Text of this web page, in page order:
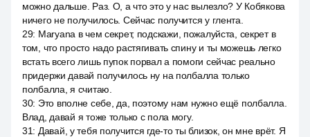
можно дальше. Раз. О, а что это у нас вылезло? У Кобякова
ничего не получилось. Сейчас получится у глента.
29: Maryana в чем секрет, подскажи, пожалуйста, секрет в
том, что просто надо растягивать спину и ты можешь легко
встать всего лишь пупок порвал а помоги сейчас реально
придержи давай получилось ну на полбалла только
полбалла, я считаю.
30: Это вполне себе, да, поэтому нам нужно ещё полбалла.
Влад, давай я тоже только с пола могу.
31: Давай, у тебя получится где-то ты близок, он мне врёт. Я